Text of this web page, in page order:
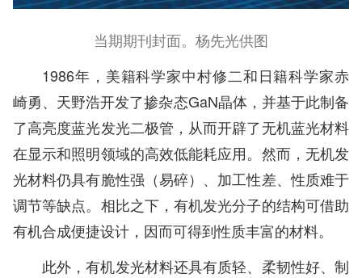
当期期刊封面。杨先光供图
1986年，美籍科学家中村修二和日籍科学家赤
崎勇、天野浩开发了掺杂态GaN晶体，并基于此制备
了高亮度蓝光发光二极管，从而开辟了无机蓝光材料
在显示和照明领域的高效低能耗应用。然而，无机发
光材料仍具有脆性强（易碎）、加工性差、性质难于
调节等缺点。相比之下，有机发光分子的结构可借助
有机合成便捷设计，因而可得到性质丰富的材料。
此外，有机发光材料还具有质轻、柔韧性好、制